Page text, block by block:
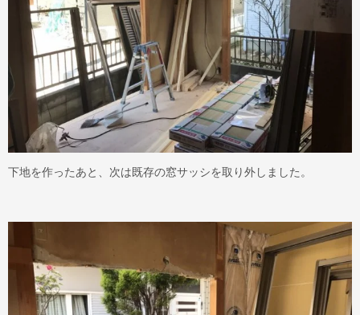
下地を作ったあと、次は既存の窓サッシを取り外しました。